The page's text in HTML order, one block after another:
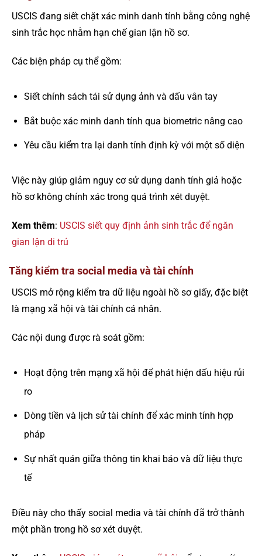
USCIS đang siết chặt xác minh danh tính bằng công nghệ
sinh trắc học nhằm hạn chế gian lận hồ sơ.
Các biện pháp cụ thể gồm:
Siết chính sách tái sử dụng ảnh và dấu vân tay
Bắt buộc xác minh danh tính qua biometric nâng cao
Yêu cầu kiểm tra lại danh tính định kỳ với một số diện
Việc này giúp giảm nguy cơ sử dụng danh tính giả hoặc
hồ sơ không chính xác trong quá trình xét duyệt.
Xem thêm: USCIS siết quy định ảnh sinh trắc để ngăn
gian lận di trú
Tăng kiểm tra social media và tài chính
USCIS mở rộng kiểm tra dữ liệu ngoài hồ sơ giấy, đặc biệt
là mạng xã hội và tài chính cá nhân.
Các nội dung được rà soát gồm:
Hoạt động trên mạng xã hội để phát hiện dấu hiệu rủi
ro
Dòng tiền và lịch sử tài chính để xác minh tính hợp
pháp
Sự nhất quán giữa thông tin khai báo và dữ liệu thực
tế
Điều này cho thấy social media và tài chính đã trở thành
một phần trong hồ sơ xét duyệt.